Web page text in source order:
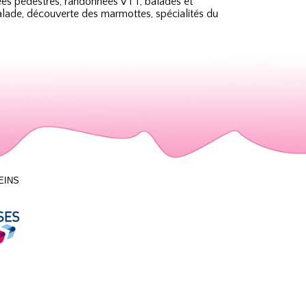
découverte des marmottes, spécialités du